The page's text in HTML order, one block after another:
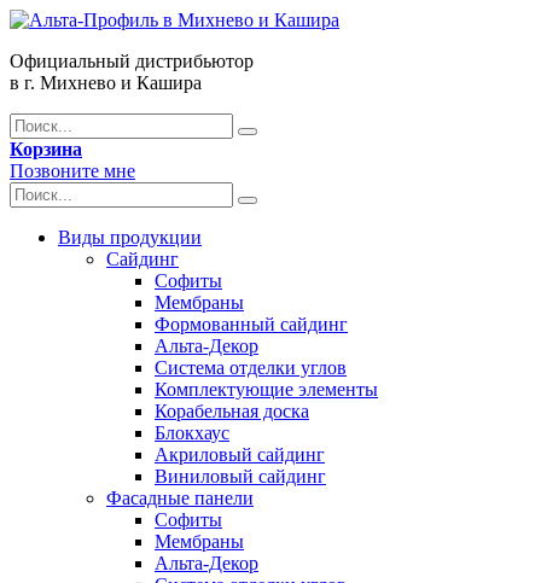
Официальный дистрибьютор
в г. Михнево и Кашира
Корзина
Позвоните мне
Виды продукции
Сайдинг
Софиты
Мембраны
Формованный сайдинг
Альта-Декор
Система отделки углов
Комплектующие элементы
Корабельная доска
Блокхаус
Акриловый сайдинг
Виниловый сайдинг
Фасадные панели
Софиты
Мембраны
Альта-Декор